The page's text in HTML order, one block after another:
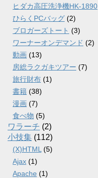
ヒダカ高圧洗浄機HK-1890
ひらくPCバッグ (2)
ブロガーズトート (3)
ワーナーオンデマンド (2)
動画 (13)
房総ラクガキツアー (7)
旅行財布 (1)
書籍 (38)
漫画 (7)
食べ物 (5)
ワラーチ (2)
小技集 (112)
(X)HTML (5)
Ajax (1)
Apache (1)